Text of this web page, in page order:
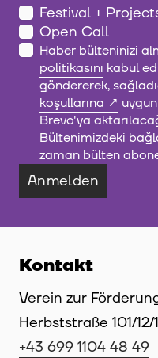
Festival +
Open Call
Haber bülteninizi
politikasını kabul
göndererek,
koşullarına
Brevo'ya
Bültenimizdeki
zaman bülten
Anmelden
Kontakt
Verein zur
Herbststraße 101/12/
+43 699 1104 48 49